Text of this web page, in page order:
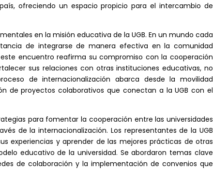
ofreciendo un espacio propicio para el intercambio de
en la misión educativa de la UGB. En un mundo cada
de integrarse de manera efectiva en la comunidad
encuentro reafirma su compromiso con la cooperación
sus relaciones con otras instituciones educativas, no
de internacionalización abarca desde la movilidad
de proyectos colaborativos que conectan a la UGB con el
para fomentar la cooperación entre las universidades
de la internacionalización. Los representantes de la UGB
experiencias y aprender de las mejores prácticas de otras
educativo de la universidad. Se abordaron temas clave
de colaboración y la implementación de convenios que